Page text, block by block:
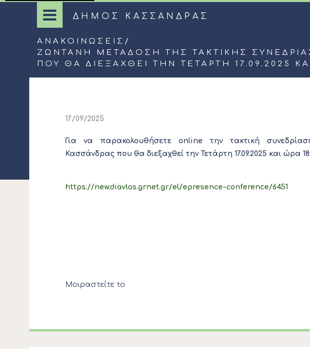
ΔΗΜΟΣ ΚΑΣΣΑΝΔΡΑΣ
ΑΝΑΚΟΙΝΏΣΕΙΣ /
ΖΩΝΤΑΝΉ ΜΕΤΆΔΟΣΗ ΤΗΣ ΤΑΚΤΙΚΉΣ
ΠΟΥ ΘΑ ΔΙΕΞΑΧΘΕΊ ΤΗΝ ΤΕΤΆΡΤΗ 17.09.2025
17/09/2025
Για να παρακολουθήσετε online την τακτική
Κασσάνδρας που θα διεξαχθεί την Τετάρτη 17.09.2025 και ώρα
https://new.diavlos.grnet.gr/el/epresence-conference/6451
Μοιραστείτε το